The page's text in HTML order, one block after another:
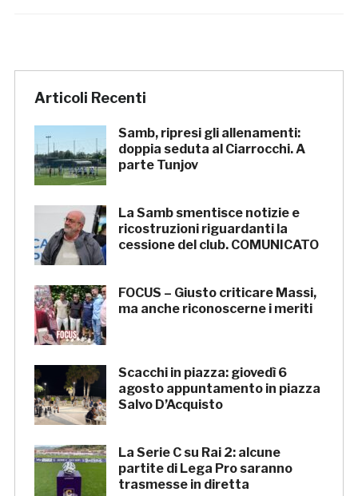
Articoli Recenti
Samb, ripresi gli allenamenti:
doppia seduta al Ciarrocchi. A
parte Tunjov
La Samb smentisce notizie e
ricostruzioni riguardanti la
cessione del club. COMUNICATO
FOCUS – Giusto criticare Massi,
ma anche riconoscerne i meriti
Scacchi in piazza: giovedì 6
agosto appuntamento in piazza
Salvo D’Acquisto
La Serie C su Rai 2: alcune
partite di Lega Pro saranno
trasmesse in diretta